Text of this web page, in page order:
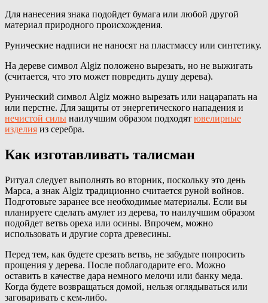
Для нанесения знака подойдет бумага или любой другой
материал природного происхождения.
Рунические надписи не наносят на пластмассу или синтетику.
На дереве символ Algiz положено вырезать, но не выжигать
(считается, что это может повредить душу дерева).
Рунический символ Algiz можно вырезать или нацарапать на
или перстне. Для защиты от энергетического нападения и
нечистой силы наилучшим образом подходят ювелирные
изделия из серебра.
Как изготавливать талисман
Ритуал следует выполнять во вторник, поскольку это день
Марса, а знак Algiz традиционно считается руной войнов.
Подготовьте заранее все необходимые материалы. Если вы
планируете сделать амулет из дерева, то наилучшим образом
подойдет ветвь ореха или осины. Впрочем, можно
использовать и другие сорта древесины.
Перед тем, как будете срезать ветвь, не забудьте попросить
прощения у дерева. После поблагодарите его. Можно
оставить в качестве дара немного мелочи или банку меда.
Когда будете возвращаться домой, нельзя оглядываться или
заговаривать с кем-либо.